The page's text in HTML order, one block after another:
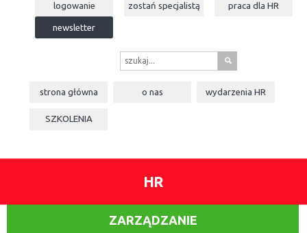
logowanie zostań specjalistą praca dla HR
newsletter
s
strona główna o nas wydarzeniaHR
SZKOLENIA
HR
ZARZĄDZANIE